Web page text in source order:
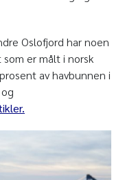
Oslofjord har noen
som er målt i norsk
av havbunnen i